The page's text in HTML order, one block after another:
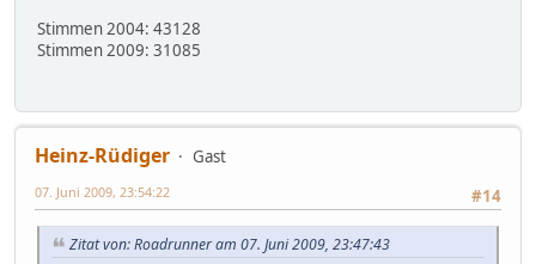
Stimmen 2004: 43128
Stimmen 2009: 31085
Heinz-Rüdiger
Gast
#14
07. Juni 2009, 23:54:22
Zitat von: Roadrunner am 07. Juni 2009, 23:47:43